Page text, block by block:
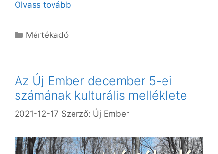
Olvass tovább
Kategória
Mértékadó
Az Új Ember december 5-ei
számának kulturális melléklete
2021-12-17 Szerző: Új Ember